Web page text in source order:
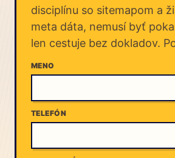
disciplínu so sitemapom a
meta dáta, nemusí byť
len cestuje bez dokladov.
MENO
TELEFÓN